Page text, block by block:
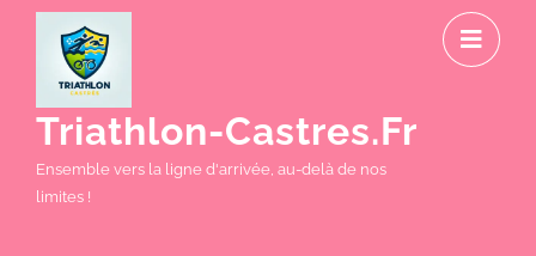
Triathlon-Castres.fr
Ensemble vers la ligne d'arrivée, au-delà de nos
limites !